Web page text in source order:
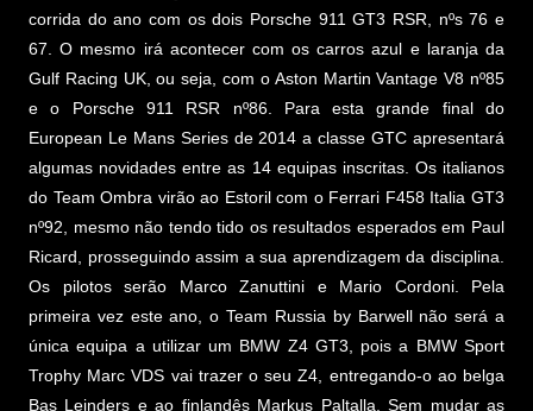
corrida do ano com os dois Porsche 911 GT3 RSR, nºs 76 e
67. O mesmo irá acontecer com os carros azul e laranja da
Gulf Racing UK, ou seja, com o Aston Martin Vantage V8 nº85
e o Porsche 911 RSR nº86. Para esta grande final do
European Le Mans Series de 2014 a classe GTC apresentará
algumas novidades entre as 14 equipas inscritas. Os italianos
do Team Ombra virão ao Estoril com o Ferrari F458 Italia GT3
nº92, mesmo não tendo tido os resultados esperados em Paul
Ricard, prosseguindo assim a sua aprendizagem da disciplina.
Os pilotos serão Marco Zanuttini e Mario Cordoni. Pela
primeira vez este ano, o Team Russia by Barwell não será a
única equipa a utilizar um BMW Z4 GT3, pois a BMW Sport
Trophy Marc VDS vai trazer o seu Z4, entregando-o ao belga
Bas Leinders e ao finlandês Markus Paltalla. Sem mudar as